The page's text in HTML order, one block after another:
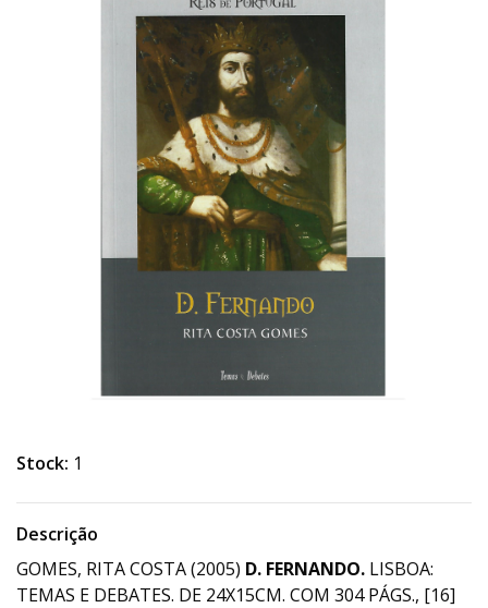
Stock: 1
Descrição
GOMES, RITA COSTA (2005) D. FERNANDO. LISBOA:
TEMAS E DEBATES. DE 24X15CM. COM 304 PÁGS., [16]